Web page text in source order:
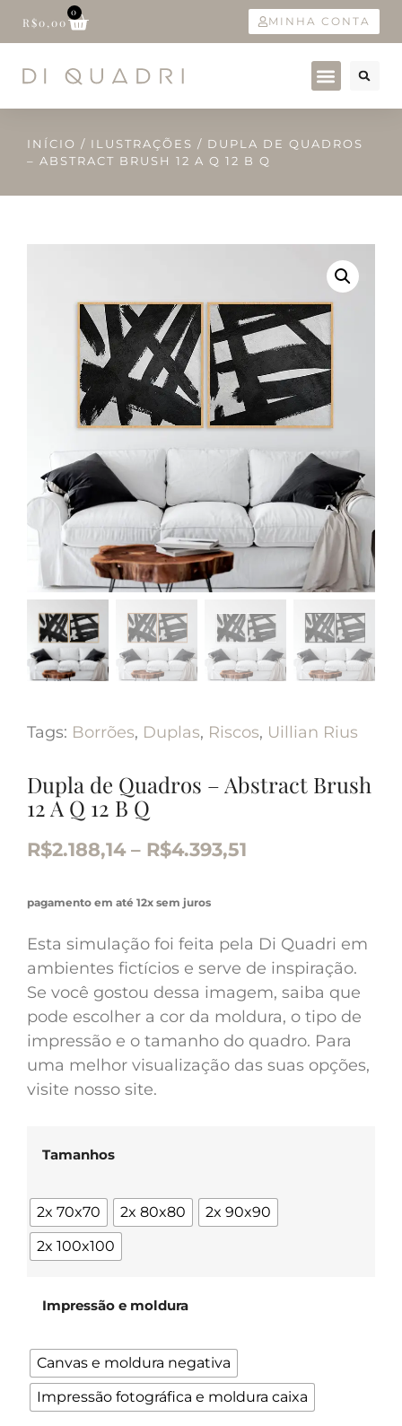
R$0,00
0
MINHA CONTA
INÍCIO / ILUSTRAÇÕES / DUPLA DE QUADROS
– ABSTRACT BRUSH 12 A Q 12 B Q
Tags: Borrões, Duplas, Riscos, Uillian Rius
Dupla de Quadros – Abstract Brush
12 A Q 12 B Q
R$2.188,14 – R$4.393,51
pagamento em até 12x sem juros
Esta simulação foi feita pela Di Quadri em
ambientes fictícios e serve de inspiração.
Se você gostou dessa imagem, saiba que
pode escolher a cor da moldura, o tipo de
impressão e o tamanho do quadro. Para
uma melhor visualização das suas opções,
visite nosso site.
Tamanhos
2x 70x70 2x 80x80
2x 90x90
2x 100x100
Impressão e moldura
Canvas e moldura negativa
Impressão fotográfica e moldura caixa